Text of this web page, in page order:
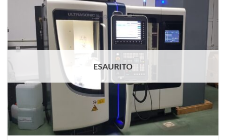
ESAURITO